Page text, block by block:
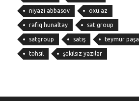
niyazi abbasov oxu.az
rafiq hunaltay sat group
satgroup satış teymur paşa
təhsil şəkilsiz yazılar